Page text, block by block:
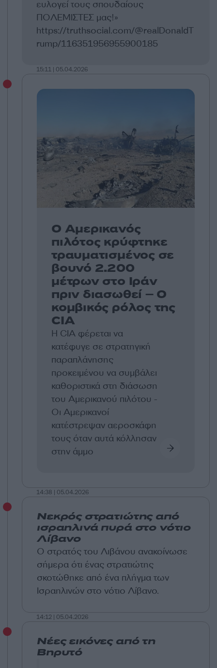
ευλογεί τους σπουδαίους
ΠΟΛΕΜΙΣΤΕΣ μας!»
https://truthsocial.com/@realDonaldT
rump/116351956955900185
15:11 | 05.04.2026
Ο Αμερικανός
πιλότος κρύφτηκε
τραυματισμένος σε
βουνό 2.200
μέτρων στο Ιράν
πριν διασωθεί – Ο
κομβικός ρόλος της
CIA
Η CIA φέρεται να
κατέφυγε σε στρατηγική
παραπλάνησης
προκειμένου να συμβάλει
καθοριστικά στη διάσωση
του Αμερικανού πιλότου -
Οι Αμερικανοί
κατέστρεψαν αεροσκάφη
τους όταν αυτά κόλλησαν
στην άμμο
14:38 | 05.04.2026
Νεκρός στρατιώτης από
ισραηλινά πυρά στο νότιο
Λίβανο
Ο στρατός του Λιβάνου ανακοίνωσε
σήμερα ότι ένας στρατιώτης
σκοτώθηκε από ένα πλήγμα των
Ισραηλινών στο νότιο Λίβανο.
14:12 | 05.04.2026
Νέες εικόνες από τη
Βηρυτό